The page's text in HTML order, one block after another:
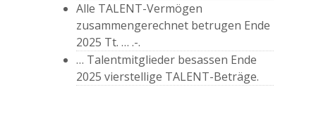
Alle TALENT-Vermögen
zusammengerechnet betrugen Ende
2025 Tt. … .-.
… Talentmitglieder besassen Ende
2025 vierstellige TALENT-Beträge.